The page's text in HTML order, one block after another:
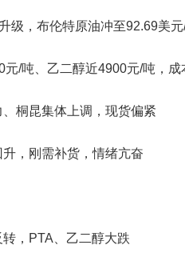
级，布伦特原油冲至92.69美
元/吨、乙二醇近4900元/吨，成
桐昆集体上调，现货偏紧
，刚需补货，情绪亢奋
，PTA、乙二醇大跌